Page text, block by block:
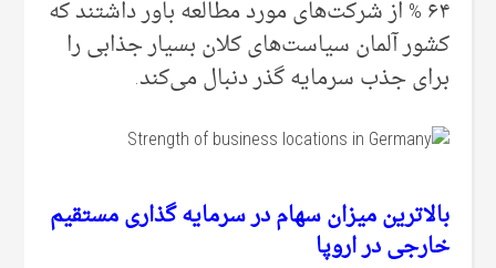
۶۴ % از شرکت‌های مورد مطالعه باور داشتند که
کشور آلمان سیاست‌های کلان بسیار جذابی را
برای جذب سرمایه گذر دنبال می‌‌کند.
بالاترین میزان سهام در سرمایه گذاری مستقیم
خارجی‌ در اروپا